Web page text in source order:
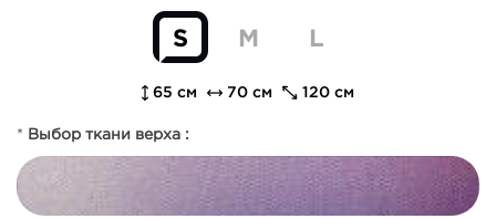
S M L
65 см 70 см 120 см
* Выбор ткани верха :